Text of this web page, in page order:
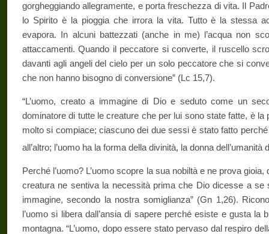
gorgheggiando allegramente, e porta freschezza di vita. Il
lo Spirito è la pioggia che irrora la vita. Tutto è la stessa
evapora. In alcuni battezzati (anche in me) l’acqua non
attaccamenti. Quando il peccatore si converte, il ruscello
davanti agli angeli del cielo per un solo peccatore che si
che non hanno bisogno di conversione” (Lc 15,7).
“L’uomo, creato a immagine di Dio e seduto come un
dominatore di tutte le creature che per lui sono state fatte, è la
molto si compiace; ciascuno dei due sessi è stato fatto
all’altro; l’uomo ha la forma della divinità, la donna dell’umanità
Perché l’uomo? L’uomo scopre la sua nobiltà e ne prova
creatura ne sentiva la necessità prima che Dio dicesse a se
immagine, secondo la nostra somiglianza” (Gn 1,26).
l’uomo si libera dall’ansia di sapere perché esiste e gusta la
montagna. “L’uomo, dopo essere stato pervaso dal respiro